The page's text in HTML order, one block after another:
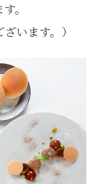
。
います。）